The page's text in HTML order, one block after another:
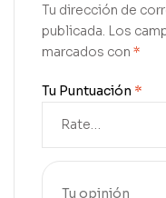
Tu dirección de
publicada. Los
marcados con *
Tu Puntuación *